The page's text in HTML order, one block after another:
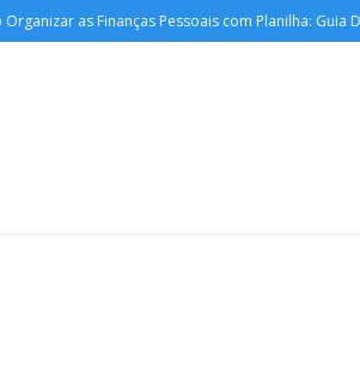
as Finanças Pessoais com Planilha: Guia